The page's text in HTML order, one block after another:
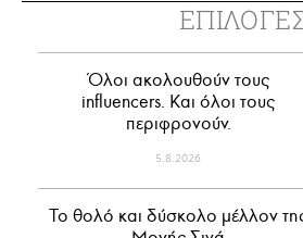
Όλοι ακολουθούν τους
influencers. Και όλοι τους
περιφρονούν.
5.8.2026
Το θολό και δύσκολο μέλλον